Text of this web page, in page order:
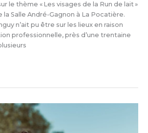
le thème « Les visages de la Run de lait »
la Salle André-Gagnon à La Pocatière.
n’ait pu être sur les lieux en raison
professionnelle, près d’une trentaine